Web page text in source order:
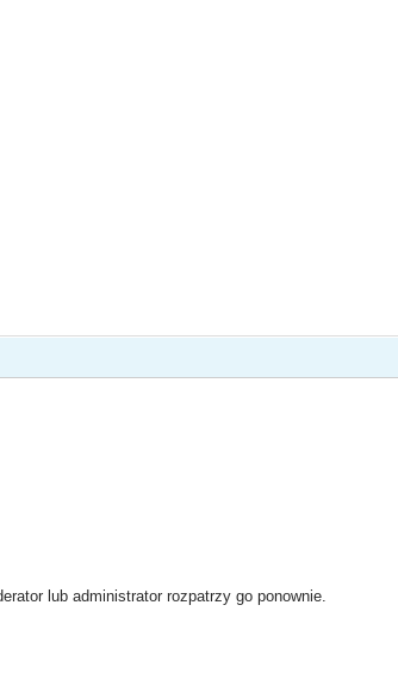
lub administrator rozpatrzy go ponownie.